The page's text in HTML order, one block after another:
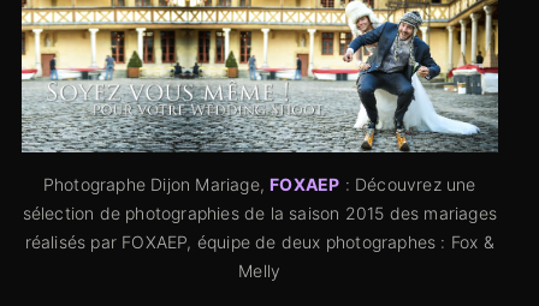
Photographe Dijon Mariage,FOXAEP : Découvrez une
sélection de photographies de la saison 2015 des mariages
réalisés par FOXAEP, équipe de deux photographes : Fox &
Melly